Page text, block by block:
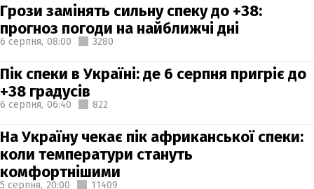
Грози замінять сильну спеку до +38:
прогноз погоди на найближчі дні
6 серпня, 08:00 3280
Пік спеки в Україні: де 6 серпня пригріє до
+38 градусів
6 серпня, 06:40 822
На Україну чекає пік африканської спеки:
коли температури стануть
комфортнішими
5 серпня, 20:00 11409